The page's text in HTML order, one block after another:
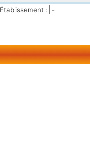
Établissement :